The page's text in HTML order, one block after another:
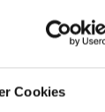
Cookies